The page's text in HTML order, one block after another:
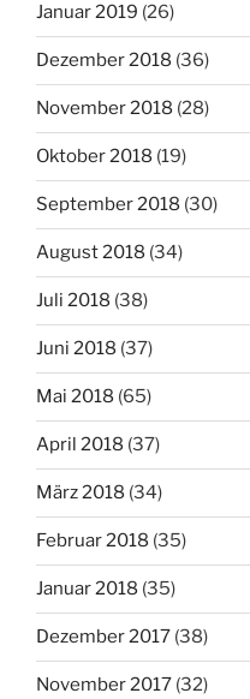
Januar 2019 (26)
Dezember 2018 (36)
November 2018 (28)
Oktober 2018 (19)
September 2018 (30)
August 2018 (34)
Juli 2018 (38)
Juni 2018 (37)
Mai 2018 (65)
April 2018 (37)
März 2018 (34)
Februar 2018 (35)
Januar 2018 (35)
Dezember 2017 (38)
November 2017 (32)